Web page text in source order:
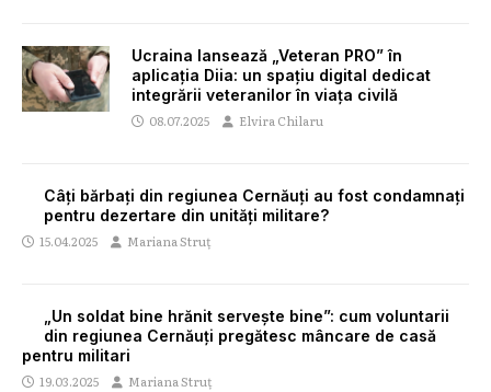
Ucraina lansează „Veteran PRO” în
aplicația Diia: un spațiu digital dedicat
integrării veteranilor în viața civilă
08.07.2025 Elvira Chilaru
Câți bărbați din regiunea Cernăuți au fost condamnați
pentru dezertare din unități militare?
15.04.2025 Mariana Struț
„Un soldat bine hrănit servește bine”: cum voluntarii
din regiunea Cernăuți pregătesc mâncare de casă
pentru militari
19.03.2025 Mariana Struț